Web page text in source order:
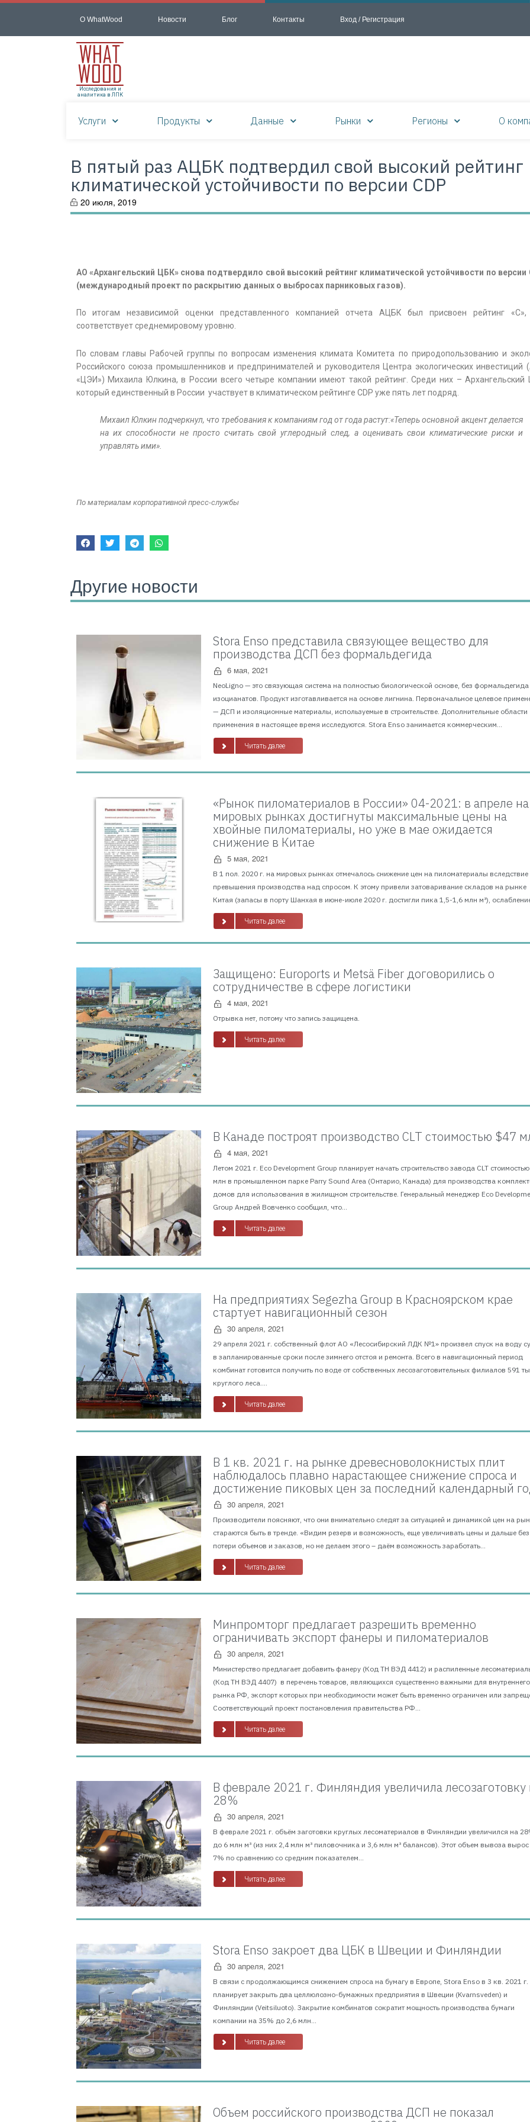
О WhatWood Новости Блог Контакты Вход / Регистрация
Исследования и
аналитика в ЛПК
Услуги Продукты Данные Рынки Регионы О
В пятый раз АЦБК подтвердил свой высокий рейтинг
климатической устойчивости по версии CDP
20 июля, 2019
АО «Архангельский ЦБК» снова подтвердило свой высокий рейтинг климатической устойчивости по версии
(международный проект по раскрытию данных о выбросах парниковых газов).
По итогам независимой оценки представленного компанией отчета АЦБК был присвоен рейтинг «С»,
соответствует среднемировому уровню.
По словам главы Рабочей группы по вопросам изменения климата Комитета по природопользованию и
Российского союза промышленников и предпринимателей и руководителя Центра экологических инвестиций
«ЦЭИ») Михаила Юлкина, в России всего четыре компании имеют такой рейтинг. Среди них – Архангельский
который единственный в России участвует в климатическом рейтинге CDP уже пять лет подряд.
Михаил Юлкин подчеркнул, что требования к компаниям год от года растут:«Теперь основной акцент делается
на их способности не просто считать свой углеродный след, а оценивать свои климатические риски и
управлять ими».
По материалам корпоративной пресс-службы
Другие новости
Stora Enso представила связующее вещество для
производства ДСП без формальдегида
6 мая, 2021
NeoLigno — это связующая система на полностью биологической основе, без формальдегида
изоцианатов. Продукт изготавливается на основе лигнина. Первоначальное целевое
— ДСП и изоляционные материалы, используемые в строительстве. Дополнительные области
применения в настоящее время исследуются. Stora Enso занимается коммерческим...
Читать далее
«Рынок пиломатериалов в России» 04-2021: в апреле на
мировых рынках достигнуты максимальные цены на
хвойные пиломатериалы, но уже в мае ожидается
снижение в Китае
5 мая, 2021
В 1 пол. 2020 г. на мировых рынках отмечалось снижение цен на пиломатериалы вследствие
превышения производства над спросом. К этому привели затоваривание складов на рынке
Китая (запасы в порту Шанхая в июне-июле 2020 г. достигли пика 1,5-1,6 млн м³),
Читать далее
Защищено: Euroports и Metsä Fiber договорились о
сотрудничестве в сфере логистики
4 мая, 2021
Отрывка нет, потому что запись защищена.
Читать далее
В Канаде построят производство CLT стоимостью $47
4 мая, 2021
Летом 2021 г. Eco Development Group планирует начать строительство завода CLT
млн в промышленном парке Parry Sound Area (Онтарио, Канада) для производства
домов для использования в жилищном строительстве. Генеральный менеджер Eco
Group Андрей Вовченко сообщил, что...
Читать далее
На предприятиях Segezha Group в Красноярском крае
стартует навигационный сезон
30 апреля, 2021
29 апреля 2021 г. собственный флот АО «Лесосибирский ЛДК №1» произвел спуск на воду
в запланированные сроки после зимнего отстоя и ремонта. Всего в навигационный период
комбинат готовится получить по воде от собственных лесозаготовительных филиалов 591
круглого леса....
Читать далее
В 1 кв. 2021 г. на рынке древесноволокнистых плит
наблюдалось плавно нарастающее снижение спроса и
достижение пиковых цен за последний календарный
30 апреля, 2021
Производители поясняют, что они внимательно следят за ситуацией и динамикой цен на
стараются быть в тренде. «Видим резерв и возможность, еще увеличивать цены и дальше без
потери объемов и заказов, но не делаем этого – даём возможность заработать...
Читать далее
Минпромторг предлагает разрешить временно
ограничивать экспорт фанеры и пиломатериалов
30 апреля, 2021
Министерство предлагает добавить фанеру (Код ТН ВЭД 4412) и распиленные
(Код ТН ВЭД 4407) в перечень товаров, являющихся существенно важными для внутреннего
рынка РФ, экспорт которых при необходимости может быть временно ограничен или
Соответствующий проект постановления правительства РФ...
Читать далее
В феврале 2021 г. Финляндия увеличила лесозаготовку
28%
30 апреля, 2021
В феврале 2021 г. объём заготовки круглых лесоматериалов в Финляндии увеличился на
до 6 млн м³ (из них 2,4 млн м³ пиловочника и 3,6 млн м³ балансов). Этот объем вывоза вырос
7% по сравнению со средним показателем...
Читать далее
Stora Enso закроет два ЦБК в Швеции и Финляндии
30 апреля, 2021
В связи с продолжающимся снижением спроса на бумагу в Европе, Stora Enso в 3 кв. 2021 г.
планирует закрыть два целлюлозно-бумажных предприятия в Швеции (Kvarnsveden) и
Финляндии (Veitsiluoto). Закрытие комбинатов сократит мощность производства бумаги
компании на 35% до 2,6 млн...
Читать далее
Объем российского производства ДСП не показал